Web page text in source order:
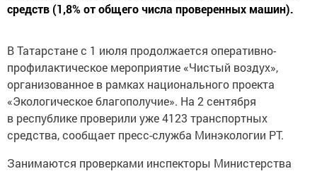
средств (1,8% от общего числа проверенных машин).
В Татарстане с 1 июля продолжается оперативно-
профилактическое мероприятие «Чистый воздух»,
организованное в рамках национального проекта
«Экологическое благополучие». На 2 сентября
в республике проверили уже 4123 транспортных
средства, сообщает пресс-служба Минэкологии РТ.
Занимаются проверками инспекторы Министерства